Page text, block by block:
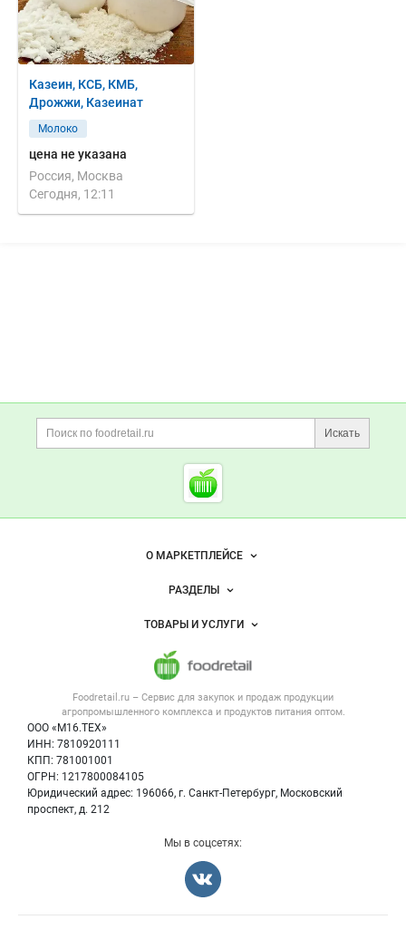
Казеин, КСБ, КМБ,
Дрожжи, Казеинат
Молоко
цена не указана
Россия, Москва
Сегодня, 12:11
Дополнительная информация
Поиск по сайту и
Искать
Cсылки на полезные
Foodretail.ru
— продукты
Важные разделы и контакты
Foodretail.ru – Сервис для закупок и продаж продукции
агропромышленного комплекса и продуктов питания оптом.
ООО «М16.ТЕХ»
ИНН: 7810920111
КПП: 781001001
ОГРН: 1217800084105
Юридический адрес: 196066, г. Санкт-Петербург, Московский
проспект, д. 212
Навигация по сайтуО МАРКЕТПЛЕЙСЕ
Размещение рекламы
Публичная оферта
Контактная информация
Политика обработки персональных данных
РАЗДЕЛЫ
Новости рынка
Вакансии
ТОВАРЫ И УСЛУГИ
Напитки, соки, вода
Услуги
Оборудование для пищепрома
Информация о компаниях
Мы в соцсетях: